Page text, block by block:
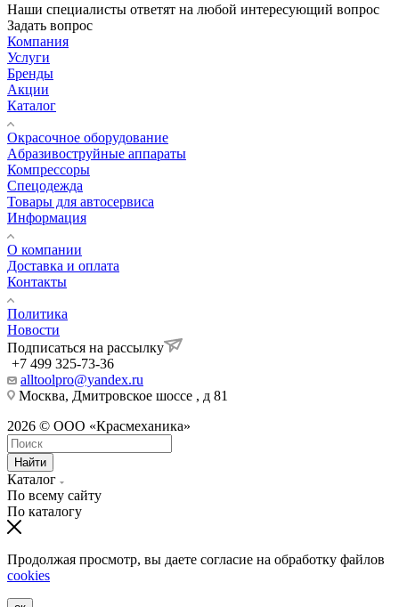
Наши специалисты ответят на любой интересующий вопрос
Задать вопрос
Компания
Услуги
Бренды
Акции
Каталог
Окрасочное оборудование
Aбразивоструйные аппараты
Компрессоры
Спецодежда
Товары для автосервиса
Информация
О компании
Доставка и оплата
Контакты
Политика
Новости
Подписаться на рассылку
+7 499 325-73-36
alltoolpro@yandex.ru
Москва, Дмитровское шоссе , д 81
2026 © ООО «Красмеханика»
Найти
Каталог
По всему сайту
По каталогу
Продолжая просмотр, вы даете согласие на обработку файлов
cookies